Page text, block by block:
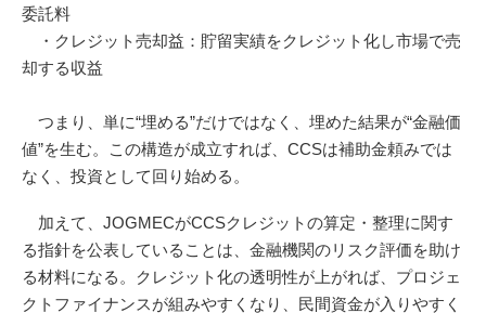
委託料
・クレジット売却益：貯留実績をクレジット化し市場で売
却する収益
つまり、単に“埋める”だけではなく、埋めた結果が“金融価
値”を生む。この構造が成立すれば、CCSは補助金頼みでは
なく、投資として回り始める。
加えて、JOGMECがCCSクレジットの算定・整理に関す
る指針を公表していることは、金融機関のリスク評価を助け
る材料になる。クレジット化の透明性が上がれば、プロジェ
クトファイナンスが組みやすくなり、民間資金が入りやすく